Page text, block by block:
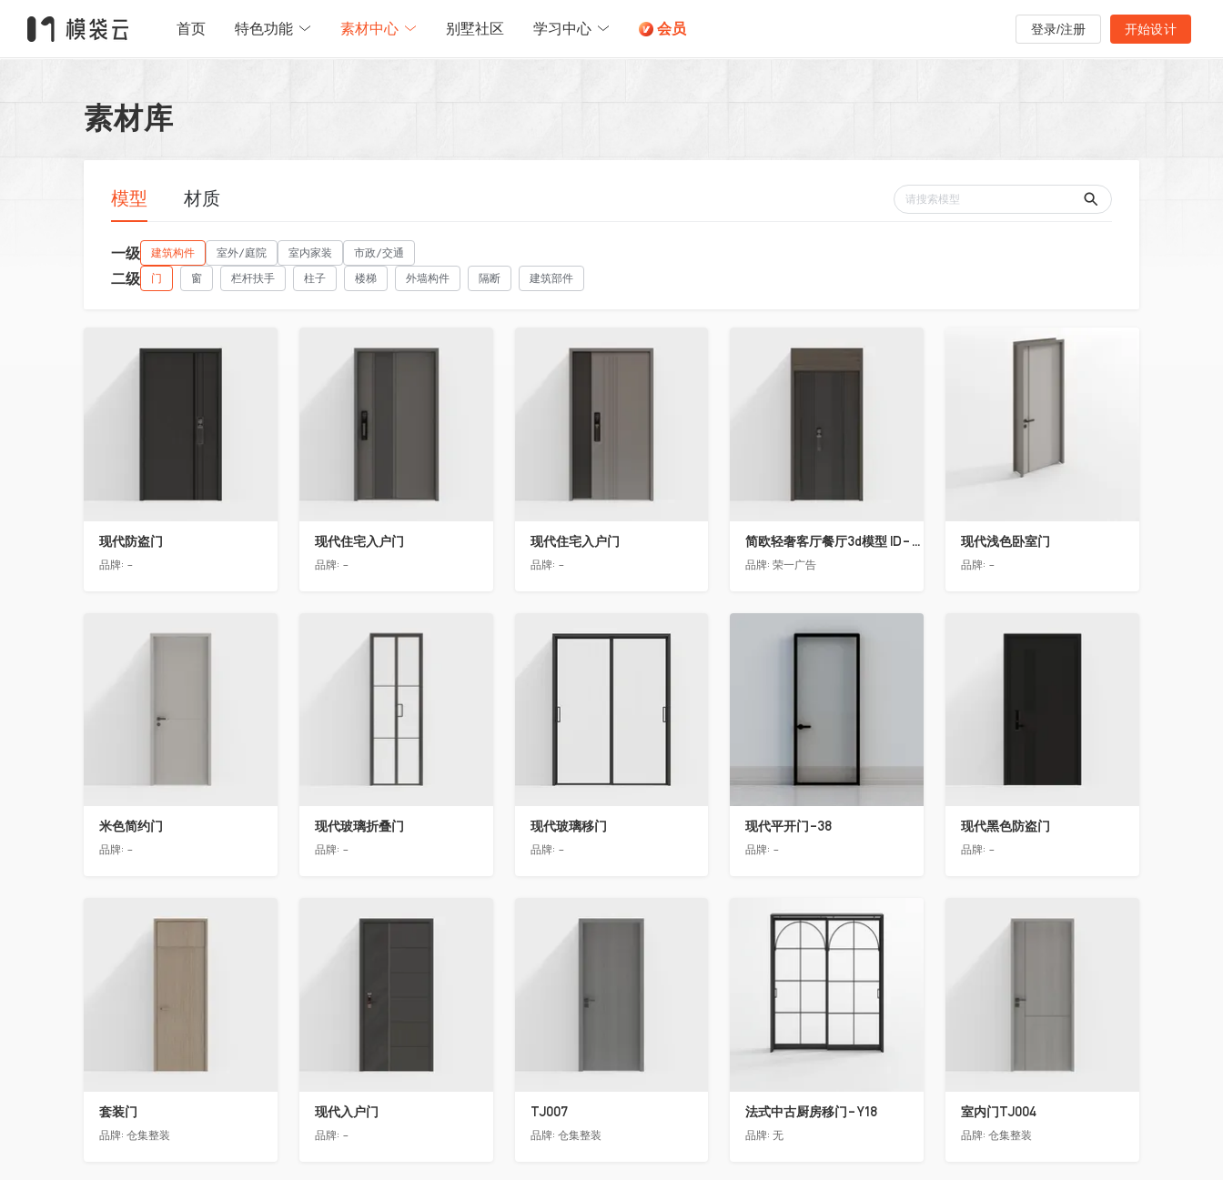
首页 特色功能 素材中心 别墅社区 学习中心 会员 登录/注册 开始设计
素材库
模型 材质
一级 建筑构件 室外/庭院 室内家装 市政/交通
二级 门 窗 栏杆扶手 柱子 楼梯 外墙构件 隔断 建筑部件
收藏
现代防盗门
品牌: -
收藏
现代住宅入户门
品牌: -
收藏
现代住宅入户门
品牌: -
收藏
简欧轻奢客厅餐厅3d模型 ID-11490558入户门2
品牌:荣一广告
现代浅色卧室门
品牌: -
米色简约门
品牌: -
现代玻璃折叠门
品牌: -
收藏
现代玻璃移门
品牌: -
收藏
现代平开门-38
品牌: -
收藏
现代黑色防盗门
品牌: -
套装门
品牌: 仓集整装
收藏
现代入户门
品牌: -
收藏
TJ007
品牌: 仓集整装
收藏
法式中古厨房移门-Y18
品牌:无
收藏
室内门TJ004
品牌:仓集整装